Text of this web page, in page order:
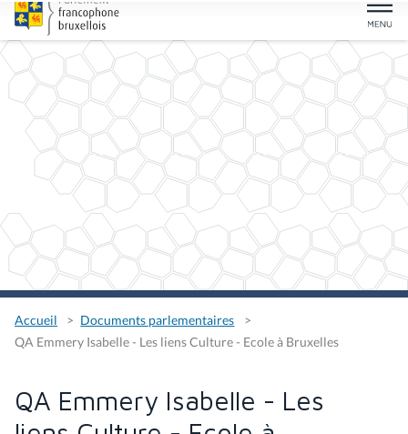
Accueil
Documents parlementaires
QA Emmery Isabelle - Les liens Culture - Ecole à Bruxelles
QA Emmery Isabelle - Les
liens Culture - Ecole à
Bruxelles
Type
Question d'actualité
Auteurs
Session